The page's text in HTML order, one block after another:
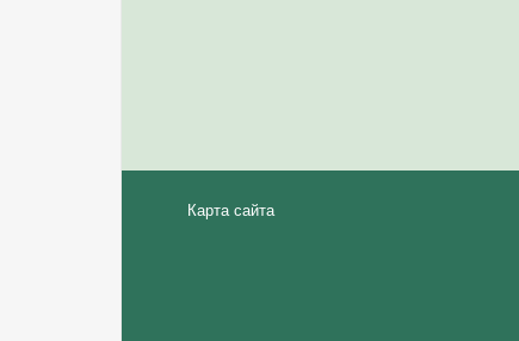
Карта сайта